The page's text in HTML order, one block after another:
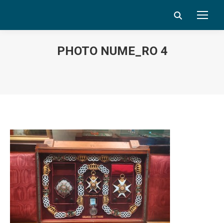
Search:
PHOTO NUME_RO 4